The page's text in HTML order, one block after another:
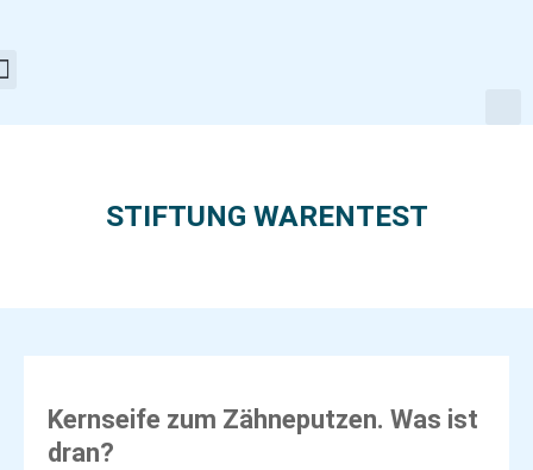
springen
STIFTUNG WARENTEST
Kernseife zum Zähneputzen. Was ist
dran?